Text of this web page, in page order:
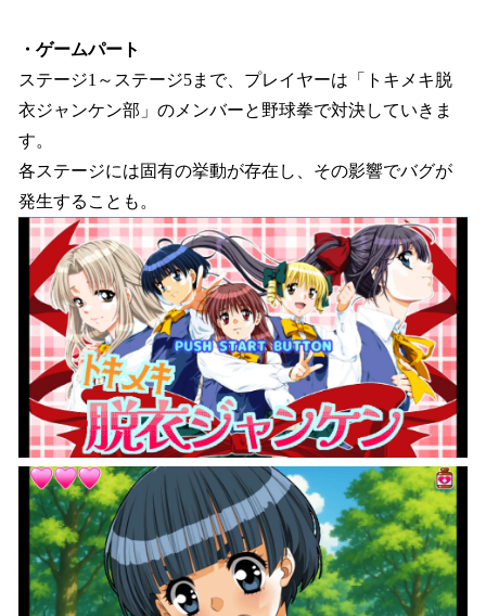
・ゲームパート
ステージ1～ステージ5まで、プレイヤーは「トキメキ脱
衣ジャンケン部」のメンバーと野球拳で対決していきま
す。
各ステージには固有の挙動が存在し、その影響でバグが
発生することも。